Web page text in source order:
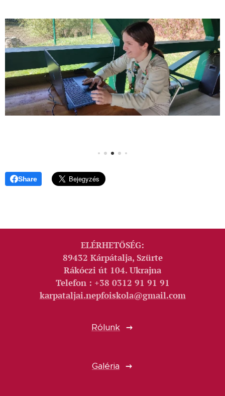
Share
ELÉRHETŐSÉG:
89432 Kárpátalja, Szürte
Rákóczi út 104. Ukrajna
Telefon : +38 0312 91 91 91
karpataljai.nepfoiskola@gmail.com
Rólunk
Galéria